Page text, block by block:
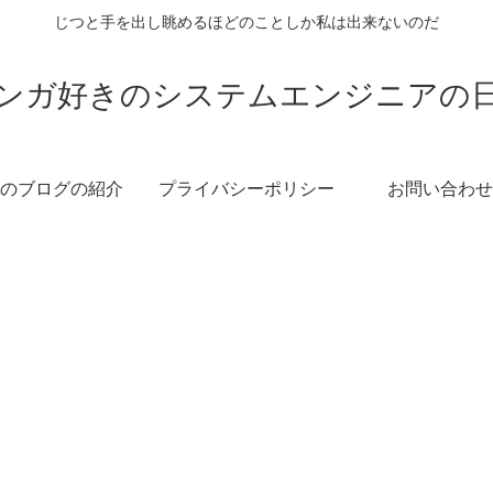
じつと手を出し眺めるほどのことしか私は出来ないのだ
ガ好きのシステムエンジニアの
ブログの紹介 プライバシーポリシー お問い合わせ